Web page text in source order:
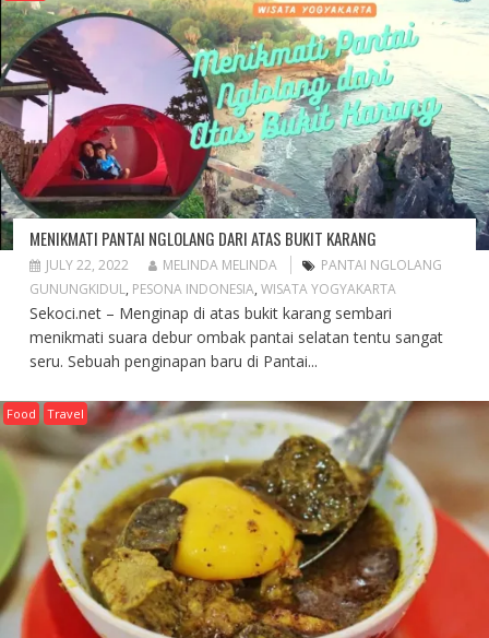
MENIKMATI PANTAI NGLOLANG DARI ATAS BUKIT KARANG
JULY 22, 2022 MELINDA MELINDA
PANTAI NGLOLANG
GUNUNGKIDUL, PESONA INDONESIA, WISATA YOGYAKARTA
Sekoci.net – Menginap di atas bukit karang sembari
menikmati suara debur ombak pantai selatan tentu sangat
seru. Sebuah penginapan baru di Pantai...
Food Travel